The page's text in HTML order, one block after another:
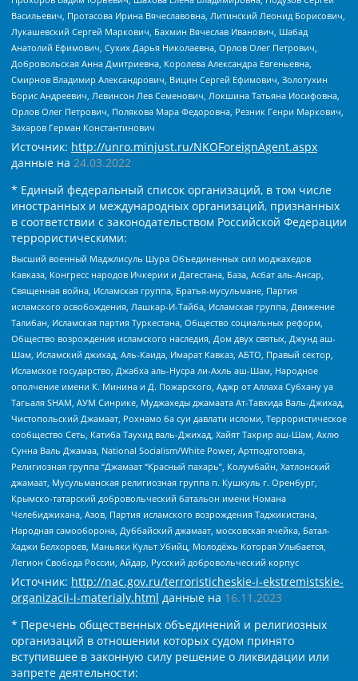
Васильевич, Протасова Ирина Вячеславовна, Литинский Леонид Борисович,
Лукашевский Сергей Маркович, Бахмин Вячеслав Иванович, Шабад
Анатолий Ефимович, Сухих Дарья Николаевна, Орлов Олег Петрович,
Добровольская Анна Дмитриевна, Королева Александра Евгеньевна,
Смирнов Владимир Александрович, Вицин Сергей Ефимович, Золотухин
Борис Андреевич, Левинсон Лев Семенович, Локшина Татьяна Иосифовна,
Орлов Олег Петрович, Полякова Мара Федоровна, Резник Генри Маркович,
Захаров Герман Константинович
Источник: http://unro.minjust.ru/NKOForeignAgent.aspx
данные на 24.03.2022
* Единый федеральный список организаций, в том числе
иностранных и международных организаций, признанных
в соответствии с законодательством Российской Федерации
террористическими:
Высший военный Маджлисуль Шура Объединенных сил моджахедов
Кавказа, Конгресс народов Ичкерии и Дагестана, База, Асбат аль-Ансар,
Священная война, Исламская группа, Братья-мусульмане, Партия
исламского освобождения, Лашкар-И-Тайба, Исламская группа, Движение
Талибан, Исламская партия Туркестана, Общество социальных реформ,
Общество возрождения исламского наследия, Дом двух святых, Джунд аш-
Шам, Исламский джихад, Аль-Каида, Имарат Кавказ, АБТО, Правый сектор,
Исламское государство, Джабха аль-Нусра ли-Ахль аш-Шам, Народное
ополчение имени К. Минина и Д. Пожарского, Аджр от Аллаха Субхану уа
Тагьаля SHAM, АУМ Синрике, Муджахеды джамаата Ат-Тавхида Валь-Джихад,
Чистопольский Джамаат, Рохнамо ба суи давлати исломи, Террористическое
сообщество Сеть, Катиба Таухид валь-Джихад, Хайят Тахрир аш-Шам, Ахлю
Сунна Валь Джамаа, National Socialism/White Power, Артподготовка,
Религиозная группа “Джамаат “Красный пахарь”, Колумбайн, Хатлонский
джамаат, Мусульманская религиозная группа п. Кушкуль г. Оренбург,
Крымско-татарский добровольческий батальон имени Номана
Челебиджихана, Азов, Партия исламского возрождения Таджикистана,
Народная самооборона, Дуббайский джамаат, московская ячейка, Батал-
Хаджи Белхороев, Маньяки Культ Убийц, Молодёжь Которая Улыбается,
Легион Свобода России, Айдар, Русский добровольческий корпус
Источник: http://nac.gov.ru/terroristicheskie-i-ekstremistskie-
organizacii-i-materialy.html данные на 16.11.2023
* Перечень общественных объединений и религиозных
организаций в отношении которых судом принято
вступившее в законную силу решение о ликвидации или
запрете деятельности: